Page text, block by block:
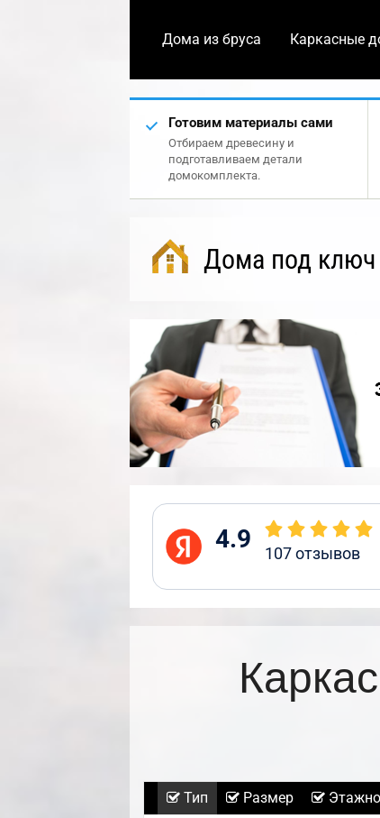
Дома из бруса Каркасные
Готовим материалы сами
Отбираем древесину и
подготавливаем детали
домокомплекта.
Дома под
4.9 107отзывов
Тип Размер